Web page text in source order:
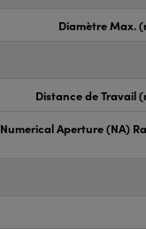
Diamètre Max.
Distance de Travail
Numerical Aperture (NA)